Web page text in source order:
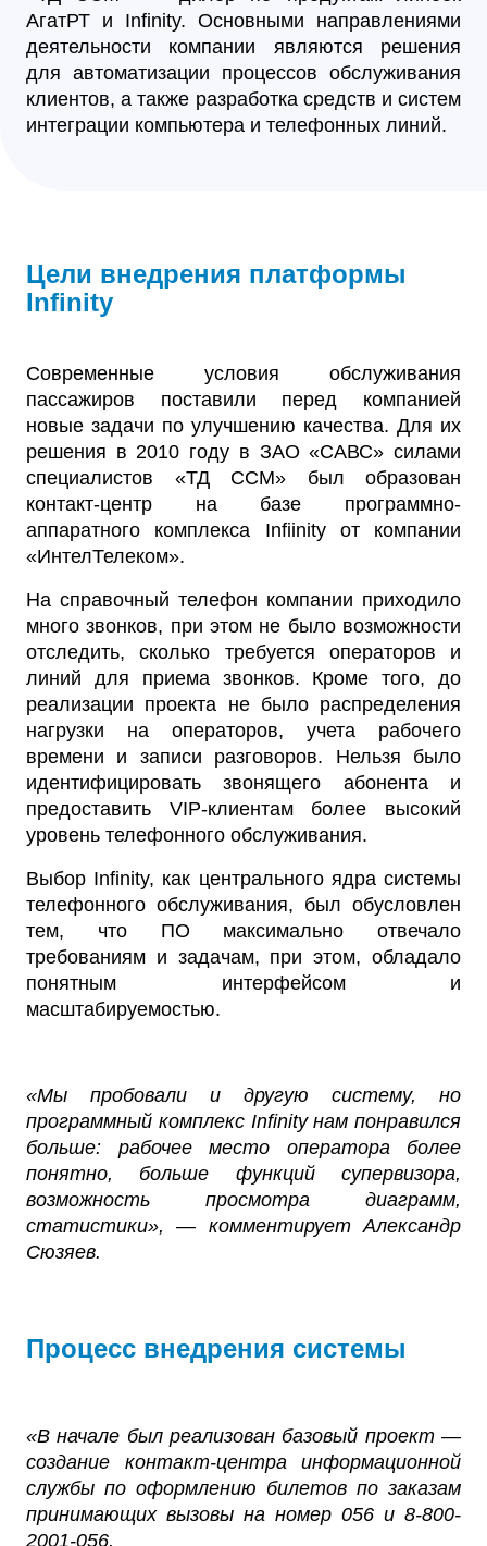
АгатРТ и Infinity. Основными направлениями
деятельности компании являются решения
для автоматизации процессов обслуживания
клиентов, а также разработка средств и систем
интеграции компьютера и телефонных линий.
Цели внедрения платформы
Infinity
Современные условия обслуживания
пассажиров поставили перед компанией
новые задачи по улучшению качества. Для их
решения в 2010 году в ЗАО «САВС» силами
специалистов «ТД ССМ» был образован
контакт-центр на базе программно-
аппаратного комплекса Infiinity от компании
«ИнтелТелеком».
На справочный телефон компании приходило
много звонков, при этом не было возможности
отследить, сколько требуется операторов и
линий для приема звонков. Кроме того, до
реализации проекта не было распределения
нагрузки на операторов, учета рабочего
времени и записи разговоров. Нельзя было
идентифицировать звонящего абонента и
предоставить VIP-клиентам более высокий
уровень телефонного обслуживания.
Выбор Infinity, как центрального ядра системы
телефонного обслуживания, был обусловлен
тем, что ПО максимально отвечало
требованиям и задачам, при этом, обладало
понятным интерфейсом и
масштабируемостью.
«Мы пробовали и другую систему, но
программный комплекс Infinity нам понравился
больше: рабочее место оператора более
понятно, больше функций супервизора,
возможность просмотра диаграмм,
статистики», — комментирует Александр
Сюзяев.
Процесс внедрения системы
«В начале был реализован базовый проект —
создание контакт-центра информационной
службы по оформлению билетов по заказам
принимающих вызовы на номер 056 и 8-800-
2001-056.